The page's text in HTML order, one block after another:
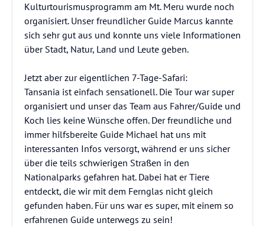
Kulturtourismusprogramm am Mt. Meru wurde noch
organisiert. Unser freundlicher Guide Marcus kannte
sich sehr gut aus und konnte uns viele Informationen
über Stadt, Natur, Land und Leute geben.
Jetzt aber zur eigentlichen 7-Tage-Safari:
Tansania ist einfach sensationell. Die Tour war super
organisiert und unser das Team aus Fahrer/Guide und
Koch lies keine Wünsche offen. Der freundliche und
immer hilfsbereite Guide Michael hat uns mit
interessanten Infos versorgt, während er uns sicher
über die teils schwierigen Straßen in den
Nationalparks gefahren hat. Dabei hat er Tiere
entdeckt, die wir mit dem Fernglas nicht gleich
gefunden haben. Für uns war es super, mit einem so
erfahrenen Guide unterwegs zu sein!